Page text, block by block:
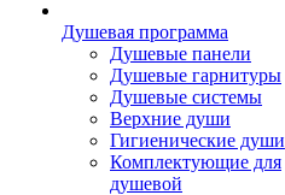
Душевая программа
Душевые панели
Душевые гарнитуры
Душевые системы
Верхние души
Гигиенические души
Комплектующие для
душевой